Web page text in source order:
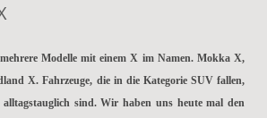
Modelle mit einem X im Namen. Mokka X,
X. Fahrzeuge, die in die Kategorie SUV fallen,
sind. Wir haben uns heute mal den